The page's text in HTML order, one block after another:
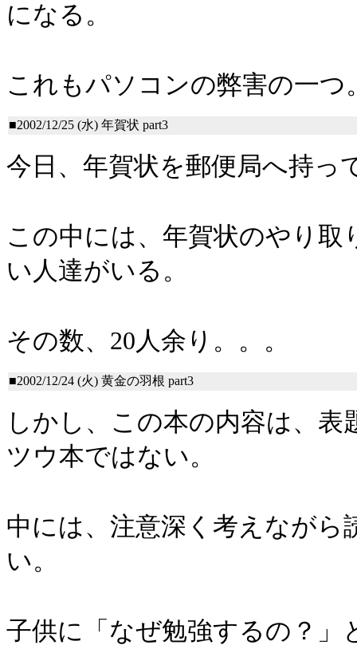
になる。
これもパソコンの弊害の一つ
■2002/12/25 (水) 年賀状 part3
今日、年賀状を郵便局へ持っ
この中には、年賀状のやり
い人達がいる。
その数、20人余り。。。
■2002/12/24 (火) 黄金の羽根 part3
しかし、この本の内容は、
ツウ本ではない。
中には、注意深く考えなが
い。
子供に「なぜ勉強するの？」